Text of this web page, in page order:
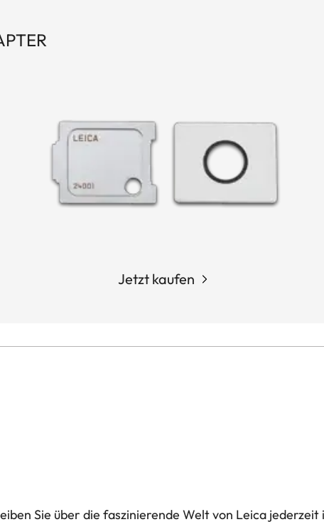
Jetzt kaufen
Sie über die faszinierende Welt von Leica